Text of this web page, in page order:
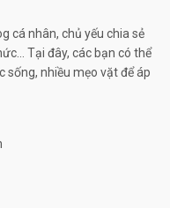
cá nhân, chủ yếu chia sẻ
Tại đây, các bạn có thể
sống, nhiều mẹo vặt để áp